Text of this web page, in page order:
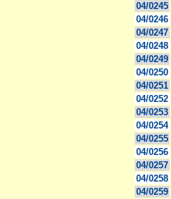
04/0245
04/0246
04/0247
04/0248
04/0249
04/0250
04/0251
04/0252
04/0253
04/0254
04/0255
04/0256
04/0257
04/0258
04/0259